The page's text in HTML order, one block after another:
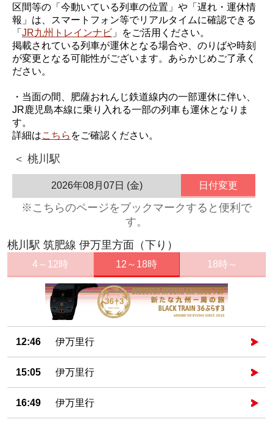
区間等の「今動いている列車の位置」や「遅れ・運休情
報」は、スマートフォン等でリアルタイムに確認できる
「JR九州トレインナビ 」をご活用ください。
掲載されている列車が運休となる場合や、のりばや時刻
が変更となる可能性がございます。あらかじめご了承く
ださい。
・当面の間、肥薩おれんじ鉄道線内の一部運休に伴い、
JR鹿児島本線に乗り入れる一部の列車も運休となりま
す。
詳細はこちら をご確認ください。
＜ 桃川駅
2026年08月07日 (金) 日付変更
※こちらのページをブックマークすると便利で
す。
桃川駅 筑肥線 伊万里方面（下り）
4～12時 12～18時 18時～
12:46 伊万里行
15:05 伊万里行
16:49 伊万里行